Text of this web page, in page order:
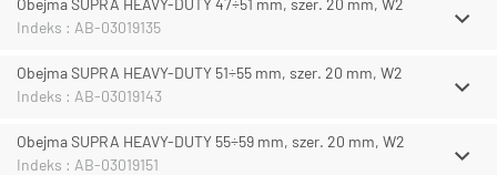
Obejma SUPRA HEAVY-DUTY 47÷51 mm, szer. 20 mm, W2
Indeks : AB-03019135
Obejma SUPRA HEAVY-DUTY 51÷55 mm, szer. 20 mm, W2
Indeks : AB-03019143
Obejma SUPRA HEAVY-DUTY 55÷59 mm, szer. 20 mm, W2
Indeks : AB-03019151